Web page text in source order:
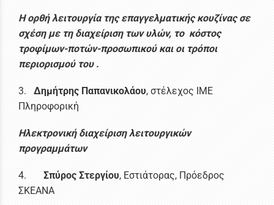
Η ορθή λειτουργία της επαγγελματικής κουζίνας σε
σχέση με τη διαχείριση των υλών, το κόστος
τροφίμων-ποτών-προσωπικού και οι τρόποι
περιορισμού του .
3. Δημήτρης Παπανικολάου, στέλεχος ΙΜΕ
Πληροφορική
Ηλεκτρονική διαχείριση λειτουργικών
προγραμμάτων
4. Σπύρος Στεργίου, Εστιάτορας, Πρόεδρος
ΣΚΕΑΝΑ